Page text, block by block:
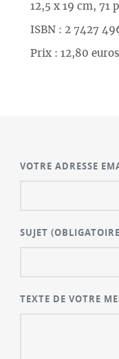
12,5 x 19 cm, 71
ISBN : 2 7427
Prix : 12,80 euros
VOTRE ADRESSE
SUJET
TEXTE DE VOTRE